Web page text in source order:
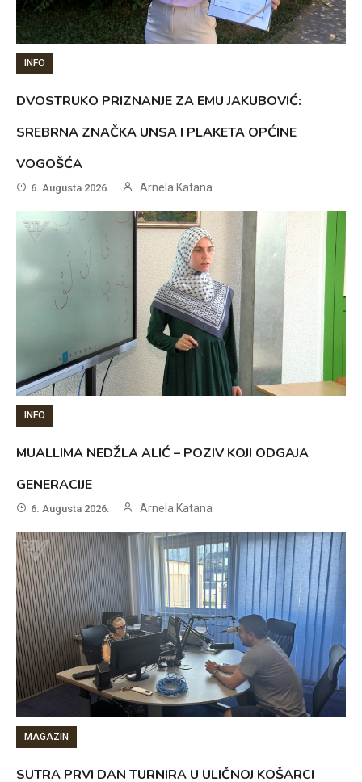
INFO
DVOSTRUKO PRIZNANJE ZA EMU JAKUBOVIĆ:
SREBRNA ZNAČKA UNSA I PLAKETA OPĆINE
VOGOŠĆA
6. Augusta 2026. Arnela Katana
INFO
MUALLIMA NEDŽLA ALIĆ – POZIV KOJI ODGAJA
GENERACIJE
6. Augusta 2026. Arnela Katana
MAGAZIN
SUTRA PRVI DAN TURNIRA U ULIČNOJ KOŠARCI